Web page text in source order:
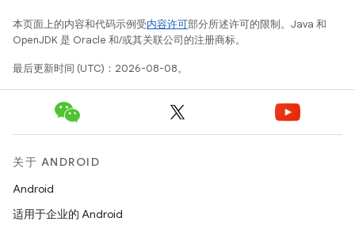
本页面上的内容和代码示例受内容许可部分所述许可的限制。Java 和
OpenJDK 是 Oracle 和/或其关联公司的注册商标。
最后更新时间 (UTC)：2026-08-08。
关于 ANDROID
Android
适用于企业的 Android